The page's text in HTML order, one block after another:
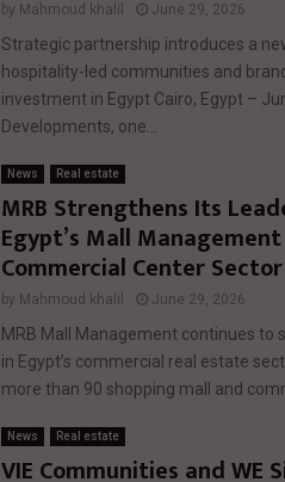
by Mahmoud khalil June 29, 2026
Strategic partnership introduces a
hospitality-led communities and
investment in Egypt Cairo, Egypt –
Developments, one...
News Real estate
MRB Strengthens Its
Egypt’s Mall
Commercial Center Sector
by Mahmoud khalil June 29, 2026
MRB Mall Management continues to
in Egypt’s commercial real estate
more than 90 shopping mall and
News Real estate
VIE Communities and WE